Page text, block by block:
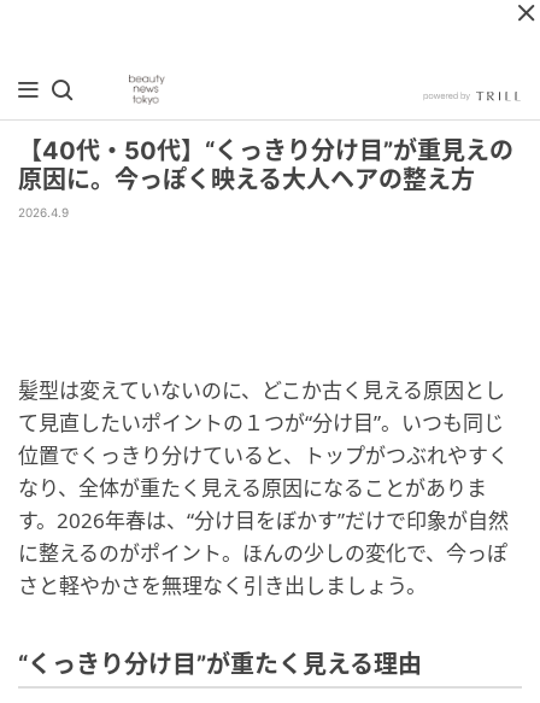
【40代・50代】“くっきり分け目”が重見えの
原因に。今っぽく映える大人ヘアの整え方
2026.4.9
髪型は変えていないのに、どこか古く見える原因とし
て見直したいポイントの１つが“分け目”。いつも同じ
位置でくっきり分けていると、トップがつぶれやすく
なり、全体が重たく見える原因になることがありま
す。2026年春は、“分け目をぼかす”だけで印象が自然
に整えるのがポイント。ほんの少しの変化で、今っぽ
さと軽やかさを無理なく引き出しましょう。
“くっきり分け目”が重たく見える理由